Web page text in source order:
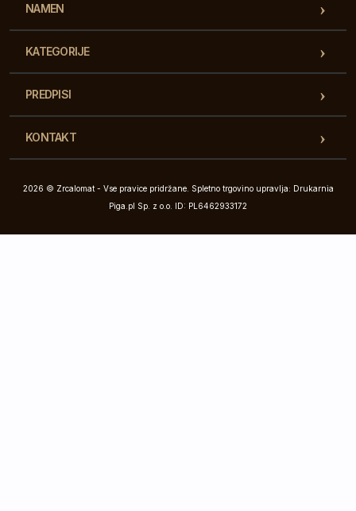
NAMEN
KATEGORIJE
PREDPISI
KONTAKT
2026 © Zrcalomat - Vse pravice pridržane. Spletno trgovino upravlja: Drukarnia
Piga.pl Sp. z o.o. ID: PL6462933172